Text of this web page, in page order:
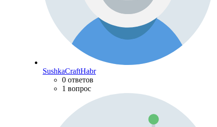
SushkaCraftHabr
0 ответов
1 вопрос